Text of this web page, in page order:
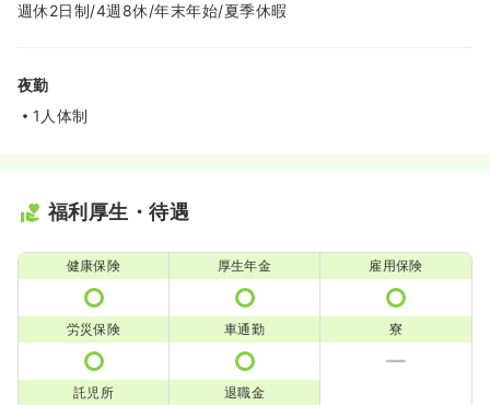
週休2日制/4週8休/年末年始/夏季休暇
夜勤
1人体制
福利厚生・待遇
健康保険 厚生年金 雇用保険
労災保険 車通勤 寮
託児所 退職金